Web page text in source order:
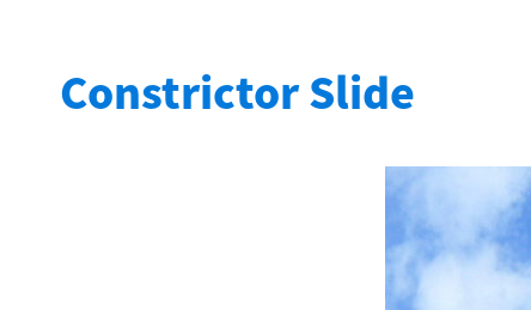
العربية
Constrictor Slide